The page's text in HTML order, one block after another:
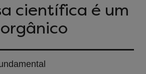
científica é um